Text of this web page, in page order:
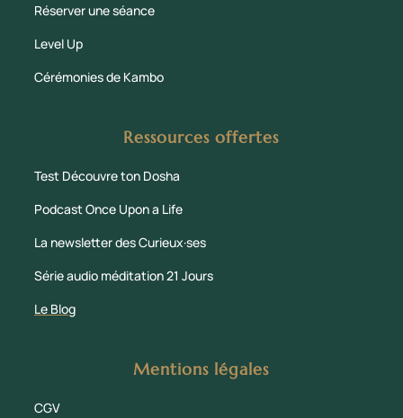
Réserver une séance
Level Up
Cérémonies de Kambo
Ressources offertes
Test Découvre ton Dosha
Podcast Once Upon a Life
La newsletter des Curieux·ses
Série audio méditation 21 Jours
Le Blog
Mentions légales
CGV